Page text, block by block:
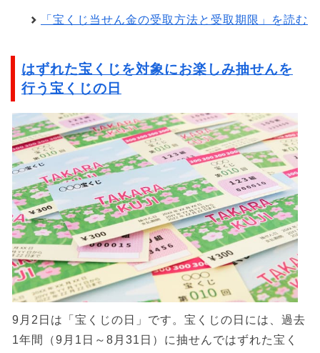
「宝くじ当せん金の受取方法と受取期限」を読む
はずれた宝くじを対象にお楽しみ抽せんを
行う宝くじの日
9月2日は「宝くじの日」です。宝くじの日には、過去
1年間（9月1日～8月31日）に抽せんではずれた宝く